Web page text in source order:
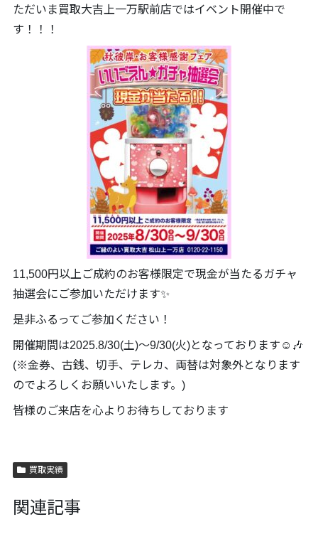
ただいま買取大吉上一万駅前店ではイベント開催中で
す！！！
11,500円以上ご成約のお客様限定で現金が当たるガチャ
抽選会にご参加いただけます✨
是非ふるってご参加ください！
開催期間は2025.8/30(土)～9/30(火)となっております☺️🎶
(※金券、古銭、切手、テレカ、両替は対象外となります
のでよろしくお願いいたします。)
皆様のご来店を心よりお待ちしております
買取実績
関連記事